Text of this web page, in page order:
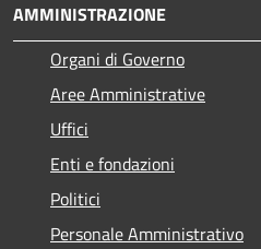
AMMINISTRAZIONE
Organi di Governo
Aree Amministrative
Uffici
Enti e fondazioni
Politici
Personale Amministrativo